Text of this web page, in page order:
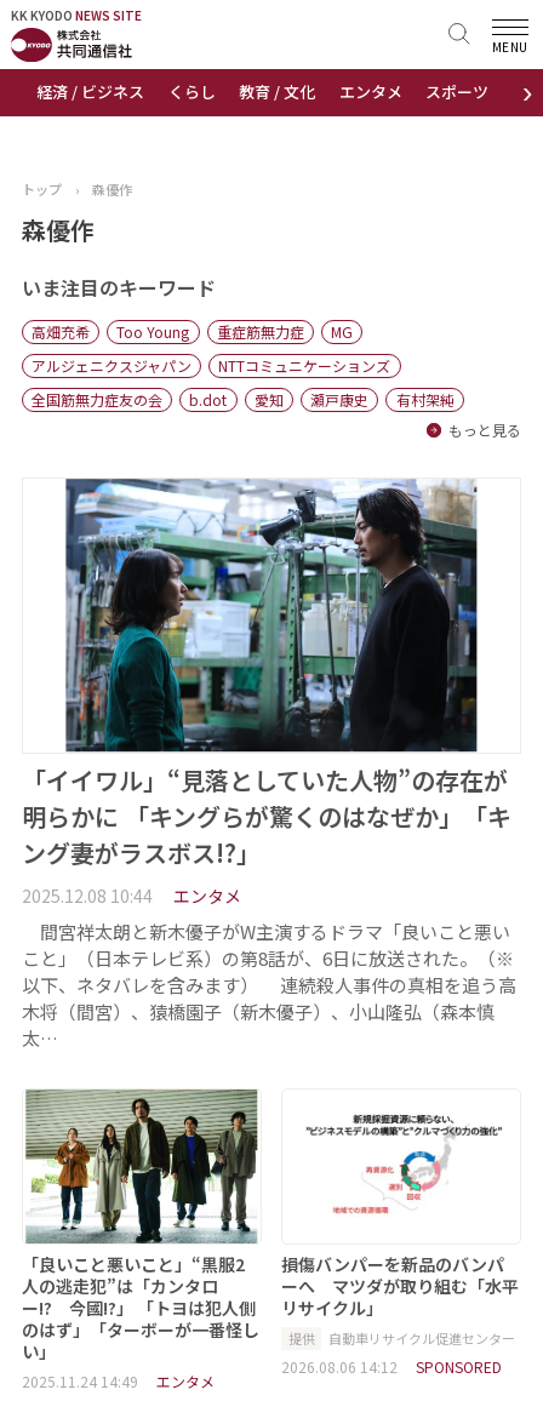
KK KYODO NEWS SITE
›
経済 / ビジネス くらし 教育 / 文化 エンタメ スポーツ 地域
MENU
KK KYODONEWS SITE
トップページ
ニュース
おすすめコンテンツ
出版物
会社概要
トップ › 森優作
森優作
いま注目のキーワード
高畑充希 Too Young 重症筋無力症
MG
アルジェニクスジャパン
NTTコミュニケーションズ
全国筋無力症友の会
b.dot 愛知 瀬戸康史
有村架純
もっと見る
「イイワル」“見落としていた人物”の存在が
明らかに 「キングらが驚くのはなぜか」「キ
ング妻がラスボス!?」
2025.12.08 10:44 エンタメ
間宮祥太朗と新木優子がW主演するドラマ「良いこと悪い
こと」（日本テレビ系）の第8話が、6日に放送された。（※
以下、ネタバレを含みます） 連続殺人事件の真相を追う高
木将（間宮）、猿橋園子（新木優子）、小山隆弘（森本慎
太…
「良いこと悪いこと」“黒服2
人の逃走犯”は「カンタロ
ー!? 今國!?」 「トヨは犯人側
のはず」「ターボーが一番怪し
い」
2025.11.24 14:49 エンタメ
損傷バンパーを新品のバンパ
ーへ マツダが取り組む「水平
リサイクル」
提供 自動車リサイクル促進センター
2026.08.06 14:12 SPONSORED